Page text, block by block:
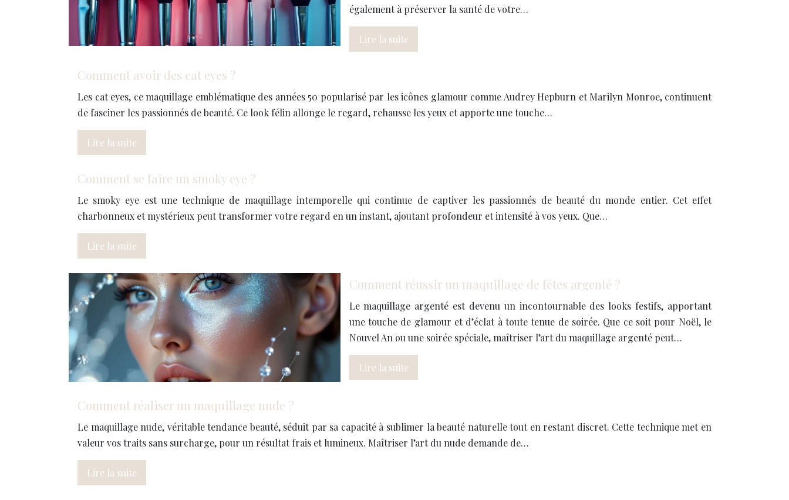
également à préserver la santé de votre…
Lire la suite
Comment avoir des cat eyes ?
Les cat eyes, ce maquillage emblématique des années 50 popularisé par les icônes glamour comme Audrey Hepburn et Marilyn Monroe, continuent
de fasciner les passionnés de beauté. Ce look félin allonge le regard, rehausse les yeux et apporte une touche…
Lire la suite
Comment se faire un smoky eye ?
Le smoky eye est une technique de maquillage intemporelle qui continue de captiver les passionnés de beauté du monde entier. Cet effet
charbonneux et mystérieux peut transformer votre regard en un instant, ajoutant profondeur et intensité à vos yeux. Que…
Lire la suite
Comment réussir un maquillage de fêtes argenté ?
Le maquillage argenté est devenu un incontournable des looks festifs, apportant
une touche de glamour et d’éclat à toute tenue de soirée. Que ce soit pour Noël, le
Nouvel An ou une soirée spéciale, maîtriser l’art du maquillage argenté peut…
Lire la suite
Comment réaliser un maquillage nude ?
Le maquillage nude, véritable tendance beauté, séduit par sa capacité à sublimer la beauté naturelle tout en restant discret. Cette technique met en
valeur vos traits sans surcharge, pour un résultat frais et lumineux. Maîtriser l’art du nude demande de…
Lire la suite